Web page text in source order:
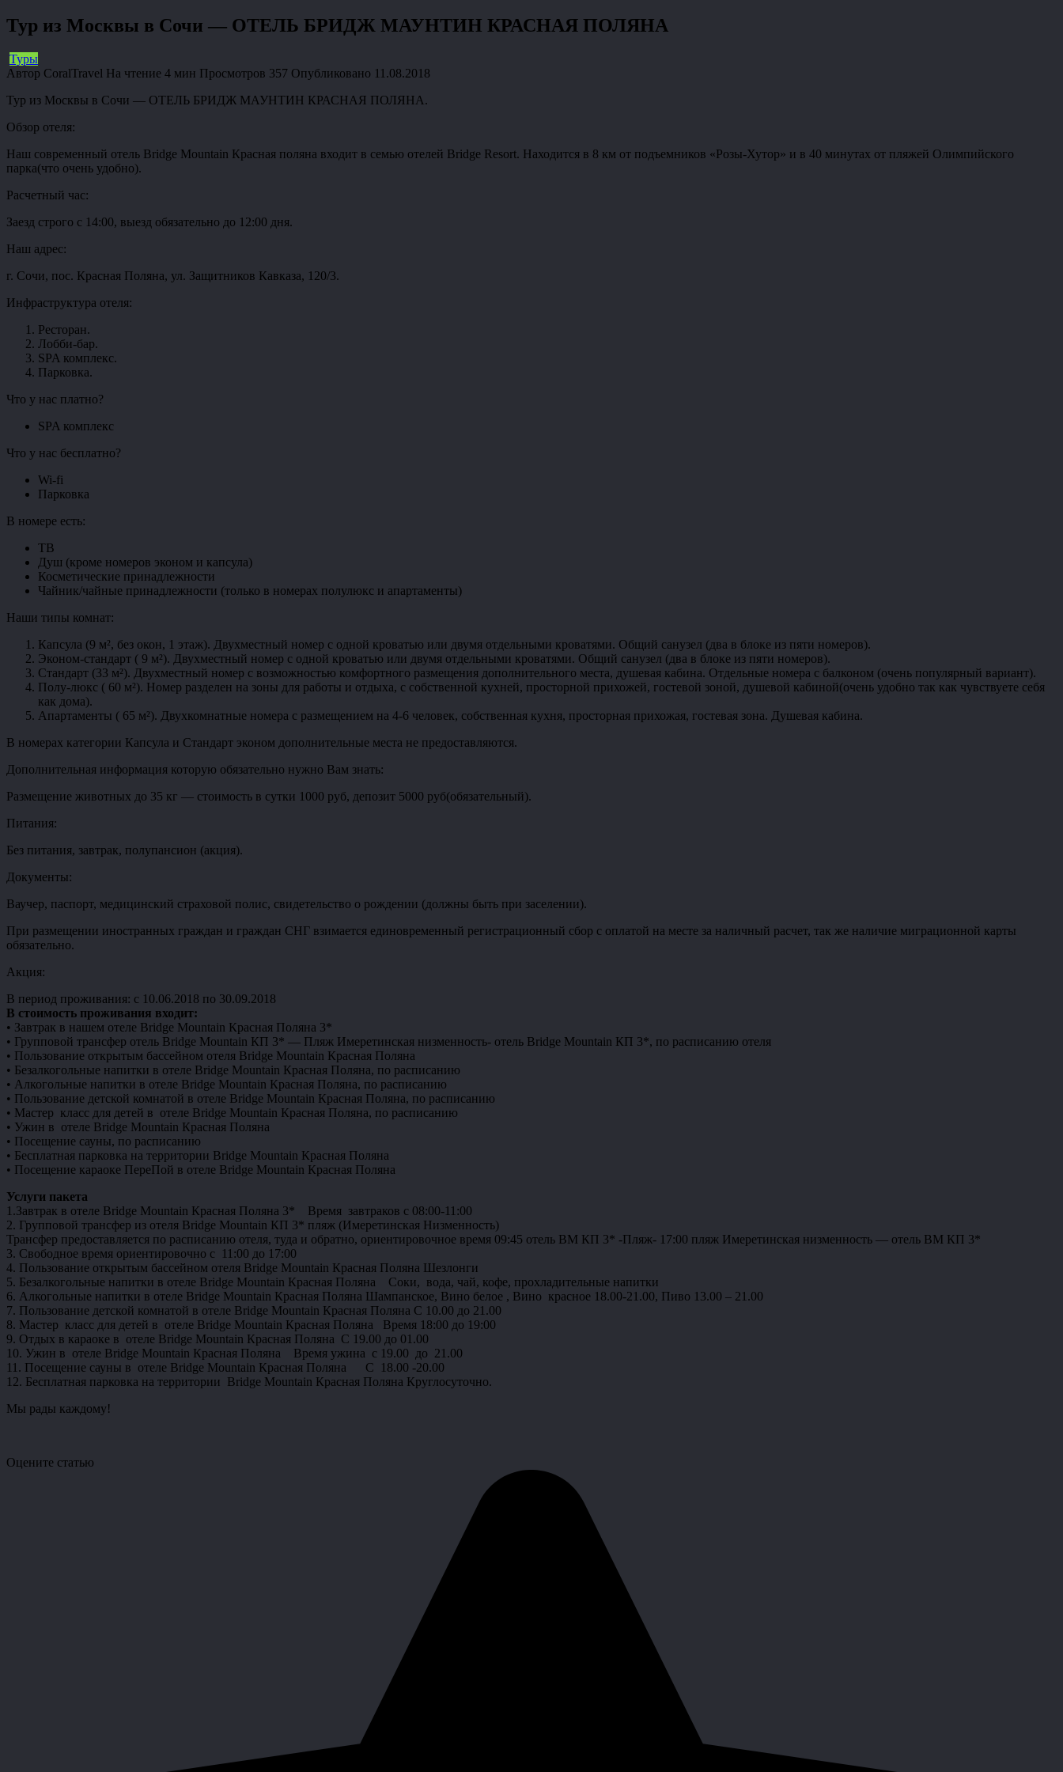
Тур из Москвы в Сочи — ОТЕЛЬ БРИДЖ МАУНТИН КРАСНАЯ ПОЛЯНА
Туры
Автор CoralTravel На чтение 4 мин Просмотров 357 Опубликовано 11.08.2018
Тур из Москвы в Сочи — ОТЕЛЬ БРИДЖ МАУНТИН КРАСНАЯ ПОЛЯНА.
Обзор отеля:
Наш современный отель Bridge Mountain Красная поляна входит в семью отелей Bridge Resort. Находится в 8 км от подъемников «Розы-Хутор» и в 40 минутах от пляжей Олимпийского
парка(что очень удобно).
Расчетный час:
Заезд строго с 14:00, выезд обязательно до 12:00 дня.
Наш адрес:
г. Сочи, пос. Красная Поляна, ул. Защитников Кавказа, 120/3.
Инфраструктура отеля:
Ресторан.
Лобби-бар.
SPA комплекс.
Парковка.
Что у нас платно?
SPA комплекс
Что у нас бесплатно?
Wi-fi
Парковка
В номере есть:
ТВ
Душ (кроме номеров эконом и капсула)
Косметические принадлежности
Чайник/чайные принадлежности (только в номерах полулюкс и апартаменты)
Наши типы комнат:
Капсула (9 м², без окон, 1 этаж). Двухместный номер с одной кроватью или двумя отдельными кроватями. Общий санузел (два в блоке из пяти номеров).
Эконом-стандарт ( 9 м²). Двухместный номер с одной кроватью или двумя отдельными кроватями. Общий санузел (два в блоке из пяти номеров).
Стандарт (33 м²). Двухместный номер с возможностью комфортного размещения дополнительного места, душевая кабина. Отдельные номера с балконом (очень популярный вариант).
Полу-люкс ( 60 м²). Номер разделен на зоны для работы и отдыха, с собственной кухней, просторной прихожей, гостевой зоной, душевой кабиной(очень удобно так как чувствуете себя
как дома).
Апартаменты ( 65 м²). Двухкомнатные номера с размещением на 4-6 человек, собственная кухня, просторная прихожая, гостевая зона. Душевая кабина.
В номерах категории Капсула и Стандарт эконом дополнительные места не предоставляются.
Дополнительная информация которую обязательно нужно Вам знать:
Размещение животных до 35 кг — стоимость в сутки 1000 руб, депозит 5000 руб(обязательный).
Питания:
Без питания, завтрак, полупансион (акция).
Документы:
Ваучер, паспорт, медицинский страховой полис, свидетельство о рождении (должны быть при заселении).
При размещении иностранных граждан и граждан СНГ взимается единовременный регистрационный сбор с оплатой на месте за наличный расчет, так же наличие миграционной карты
обязательно.
Акция:
В период проживания: с 10.06.2018 по 30.09.2018
В стоимость проживания входит:
• Завтрак в нашем отеле Bridge Mountain Красная Поляна 3*
• Групповой трансфер отель Bridge Mountain КП 3* — Пляж Имеретинская низменность- отель Bridge Mountain КП 3*, по расписанию отеля
• Пользование открытым бассейном отеля Bridge Mountain Красная Поляна
• Безалкогольные напитки в отеле Bridge Mountain Красная Поляна, по расписанию
• Алкогольные напитки в отеле Bridge Mountain Красная Поляна, по расписанию
• Пользование детской комнатой в отеле Bridge Mountain Красная Поляна, по расписанию
• Мастер класс для детей в отеле Bridge Mountain Красная Поляна, по расписанию
• Ужин в отеле Bridge Mountain Красная Поляна
• Посещение сауны, по расписанию
• Бесплатная парковка на территории Bridge Mountain Красная Поляна
• Посещение караоке ПереПой в отеле Bridge Mountain Красная Поляна
Услуги пакета
1.Завтрак в отеле Bridge Mountain Красная Поляна 3* Время завтраков с 08:00-11:00
2. Групповой трансфер из отеля Bridge Mountain КП 3* пляж (Имеретинская Низменность)
Трансфер предоставляется по расписанию отеля, туда и обратно, ориентировочное время 09:45 отель BM КП 3* -Пляж- 17:00 пляж Имеретинская низменность — отель BM КП 3*
3. Свободное время ориентировочно с 11:00 до 17:00
4. Пользование открытым бассейном отеля Bridge Mountain Красная Поляна Шезлонги
5. Безалкогольные напитки в отеле Bridge Mountain Красная Поляна Соки, вода, чай, кофе, прохладительные напитки
6. Алкогольные напитки в отеле Bridge Mountain Красная Поляна Шампанское, Вино белое , Вино красное 18.00-21.00, Пиво 13.00 – 21.00
7. Пользование детской комнатой в отеле Bridge Mountain Красная Поляна С 10.00 до 21.00
8. Мастер класс для детей в отеле Bridge Mountain Красная Поляна Время 18:00 до 19:00
9. Отдых в караоке в отеле Bridge Mountain Красная Поляна С 19.00 до 01.00
10. Ужин в отеле Bridge Mountain Красная Поляна Время ужина с 19.00 до 21.00
11. Посещение сауны в отеле Bridge Mountain Красная Поляна С 18.00 -20.00
12. Бесплатная парковка на территории Bridge Mountain Красная Поляна Круглосуточно.
Мы рады каждому!
Оцените статью